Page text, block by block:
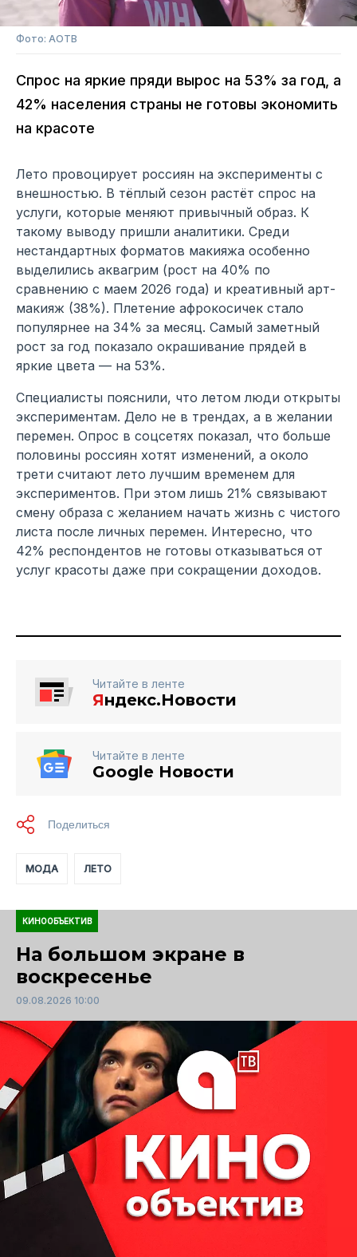
Фото: АОТВ
Спрос на яркие пряди вырос на 53% за год, а
42% населения страны не готовы экономить
на красоте
Лето провоцирует россиян на эксперименты с
внешностью. В тёплый сезон растёт спрос на
услуги, которые меняют привычный образ. К
такому выводу пришли аналитики. Среди
нестандартных форматов макияжа особенно
выделились аквагрим (рост на 40% по
сравнению с маем 2026 года) и креативный арт-
макияж (38%). Плетение афрокосичек стало
популярнее на 34% за месяц. Самый заметный
рост за год показало окрашивание прядей в
яркие цвета — на 53%.
Специалисты пояснили, что летом люди открыты
экспериментам. Дело не в трендах, а в желании
перемен. Опрос в соцсетях показал, что больше
половины россиян хотят изменений, а около
трети считают лето лучшим временем для
экспериментов. При этом лишь 21% связывают
смену образа с желанием начать жизнь с чистого
листа после личных перемен. Интересно, что
42% респондентов не готовы отказываться от
услуг красоты даже при сокращении доходов.
Читайте в ленте
Яндекс.Новости
Читайте в ленте
Google Новости
МОДА ЛЕТО
КИНООБЪЕКТИВ
На большом экране в
воскресенье
09.08.2026 10:00